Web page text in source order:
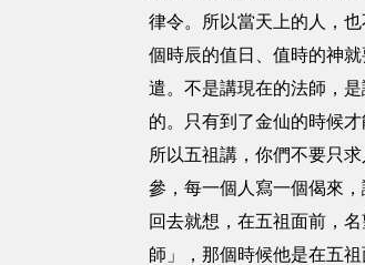
律令。所以當天上的人，
個時辰的值日、值時的神
遣。不是講現在的法師，
的。只有到了金仙的時候才
所以五祖講，你們不要只
參，每一個人寫一個偈來
回去就想，在五祖面前，
師」，那個時候他是在五